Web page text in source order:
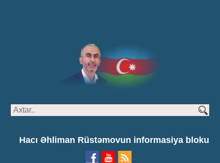
Hacı Əhliman Rüstəmovun informasiya bloku